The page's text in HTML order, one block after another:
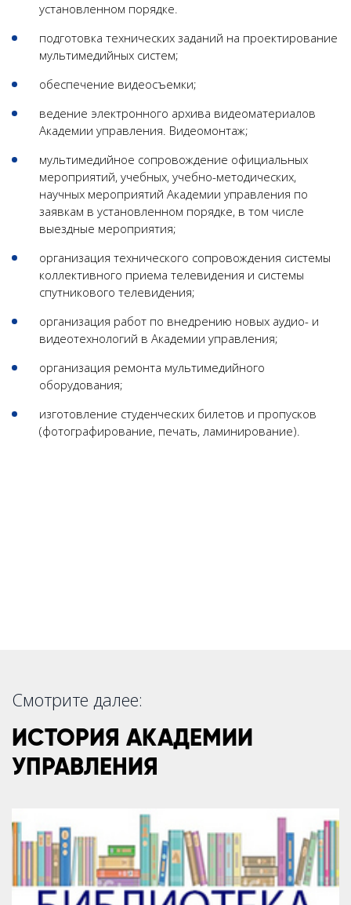
установленном порядке.
подготовка технических заданий на проектирование
мультимедийных систем;
обеспечение видеосъемки;
ведение электронного архива видеоматериалов
Академии управления. Видеомонтаж;
мультимедийное сопровождение официальных
мероприятий, учебных, учебно-методических,
научных мероприятий Академии управления по
заявкам в установленном порядке, в том числе
выездные мероприятия;
организация технического сопровождения системы
коллективного приема телевидения и системы
спутникового телевидения;
организация работ по внедрению новых аудио- и
видеотехнологий в Академии управления;
организация ремонта мультимедийного
оборудования;
изготовление студенческих билетов и пропусков
(фотографирование, печать, ламинирование).
Смотрите далее:
ИСТОРИЯ АКАДЕМИИ
УПРАВЛЕНИЯ